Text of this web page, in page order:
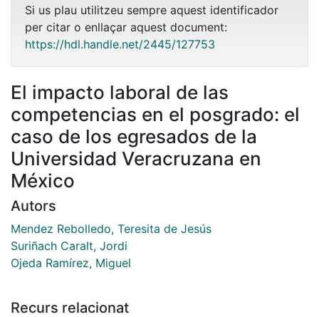
Si us plau utilitzeu sempre aquest identificador
per citar o enllaçar aquest document:
https://hdl.handle.net/2445/127753
El impacto laboral de las
competencias en el posgrado: el
caso de los egresados de la
Universidad Veracruzana en
México
Autors
Mendez Rebolledo, Teresita de Jesús
Suriñach Caralt, Jordi
Ojeda Ramírez, Miguel
Recurs relacionat